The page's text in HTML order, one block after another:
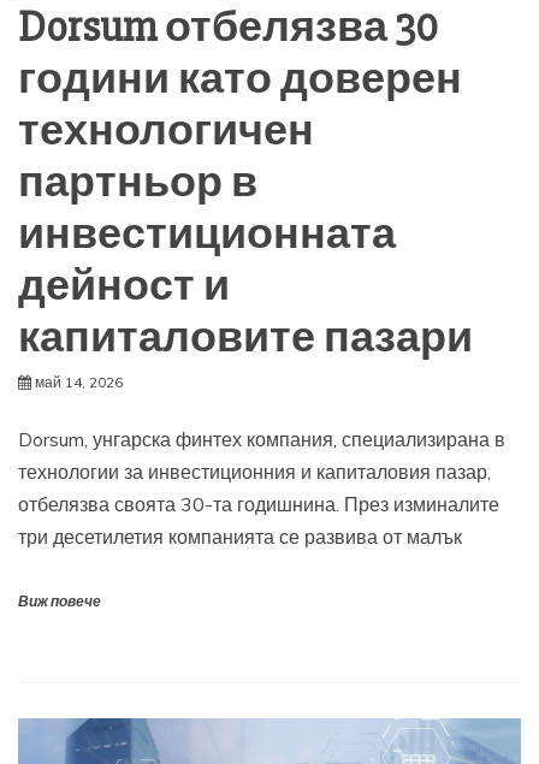
Dorsum отбелязва 30
години като доверен
технологичен
партньор в
инвестиционната
дейност и
капиталовите пазари
май 14, 2026
Dorsum, унгарска финтех компания, специализирана в
технологии за инвестиционния и капиталовия пазар,
отбелязва своята 30-та годишнина. През изминалите
три десетилетия компанията се развива от малък
Виж повече